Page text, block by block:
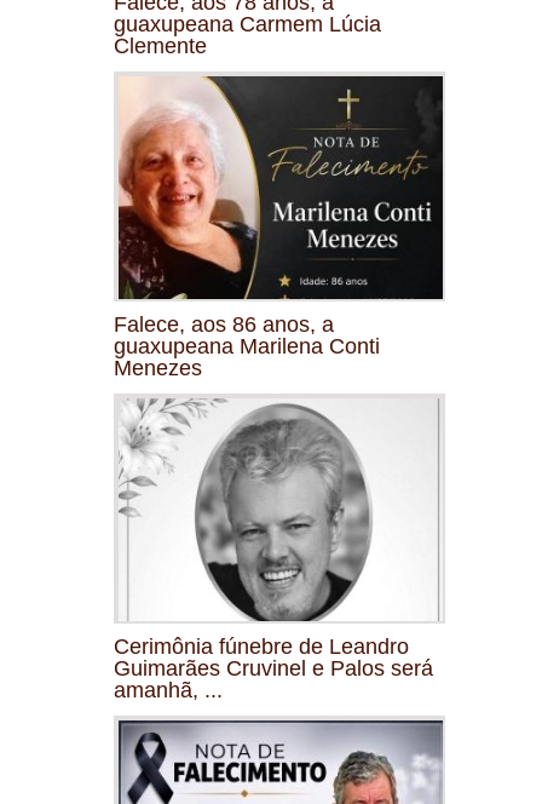
guaxupeana Carmem Lúcia
Clemente
Falece, aos 86 anos, a
guaxupeana Marilena Conti
Menezes
Cerimônia fúnebre de Leandro
Guimarães Cruvinel e Palos será
amanhã, ...